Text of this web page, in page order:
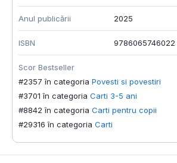
Anul publicării 2025
ISBN 9786065746022
Scor Bestseller
#2357 în categoria Povesti si povestiri
#3701 în categoria Carti 3-5 ani
#8842 în categoria Carti pentru copii
#29316 în categoria Carti